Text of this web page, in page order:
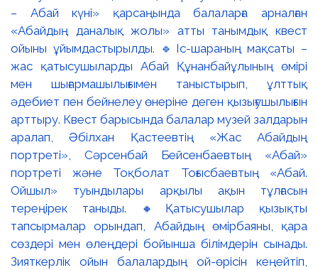
– Абай күні» қарсаңында балаларға арналған
«Абайдың даналық жолы» атты танымдық квест
ойыны ұйымдастырылды. 🔹Іс-шараның мақсаты –
жас қатысушыларды Абай Құнанбайұлының өмірі
мен шығармашылығымен таныстырып, ұлттық
әдебиет пен бейнелеу өнеріне деген қызығушылығын
арттыру. Квест барысында балалар музей залдарын
аралап, Әбілхан Қастеевтің «Жас Абайдың
портреті», Сәрсенбай Бейсенбаевтың «Абай»
портреті және Тоқболат Тоғысбаевтың «Абай.
Ойшыл» туындылары арқылы ақын тұлғасын
тереңірек таныды. 🔸Қатысушылар қызықты
тапсырмалар орындап, Абайдың өмірбаяны, қара
сөздері мен өлеңдері бойынша білімдерін сынады.
Зияткерлік ойын балалардың ой-өрісін кеңейтіп,